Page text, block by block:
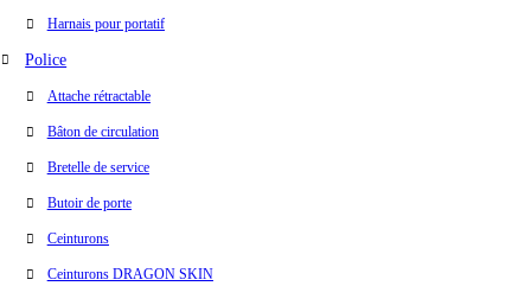
Harnais pour portatif
Police
Attache rétractable
Bâton de circulation
Bretelle de service
Butoir de porte
Ceinturons
Ceinturons DRAGON SKIN